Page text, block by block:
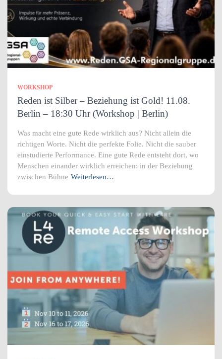
WORKSHOP
Reden ist Silber – Beziehung ist Gold! 11.08.
Berlin – 18:30 Uhr (Workshop | Berlin)
Was macht eine gute Rede wirklich aus? Nicht allein die
richtigen Worte. Nicht die perfekte Folie. Nicht die sauber
einstudierte Performance. Eine gute Rede entsteht dort, wo
Menschen einander wirklich erreichen: in der Beziehung
zwischen Bühne Weiterlesen…